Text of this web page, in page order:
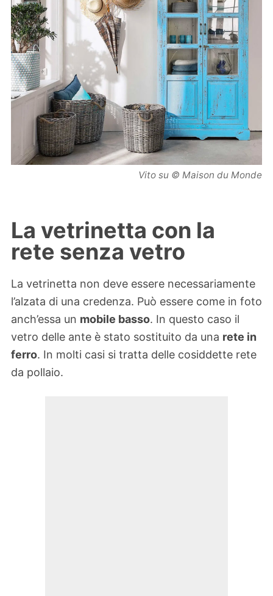
Vito su © Maison du Monde
La vetrinetta con la
rete senza vetro
La vetrinetta non deve essere necessariamente
l’alzata di una credenza. Può essere come in foto
anch’essa un mobile basso. In questo caso il
vetro delle ante è stato sostituito da una rete in
ferro. In molti casi si tratta delle cosiddette rete
da pollaio.